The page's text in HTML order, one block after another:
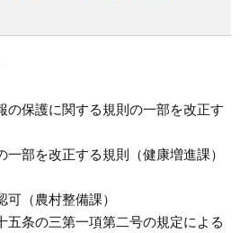
保護に関する規則の一部を改正す
部を改正する規則（健康増進課）
（農村整備課）
条の三第一項第二号の規定による